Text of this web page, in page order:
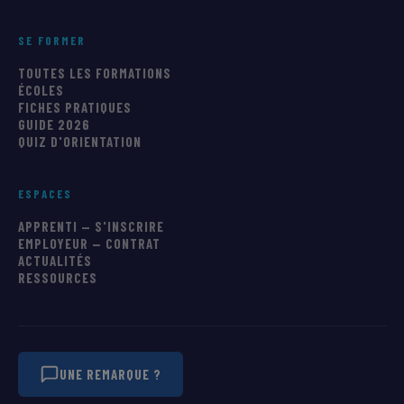
SE FORMER
TOUTES LES FORMATIONS
ÉCOLES
FICHES PRATIQUES
GUIDE 2026
QUIZ D'ORIENTATION
ESPACES
APPRENTI — S'INSCRIRE
EMPLOYEUR — CONTRAT
ACTUALITÉS
RESSOURCES
UNE REMARQUE ?